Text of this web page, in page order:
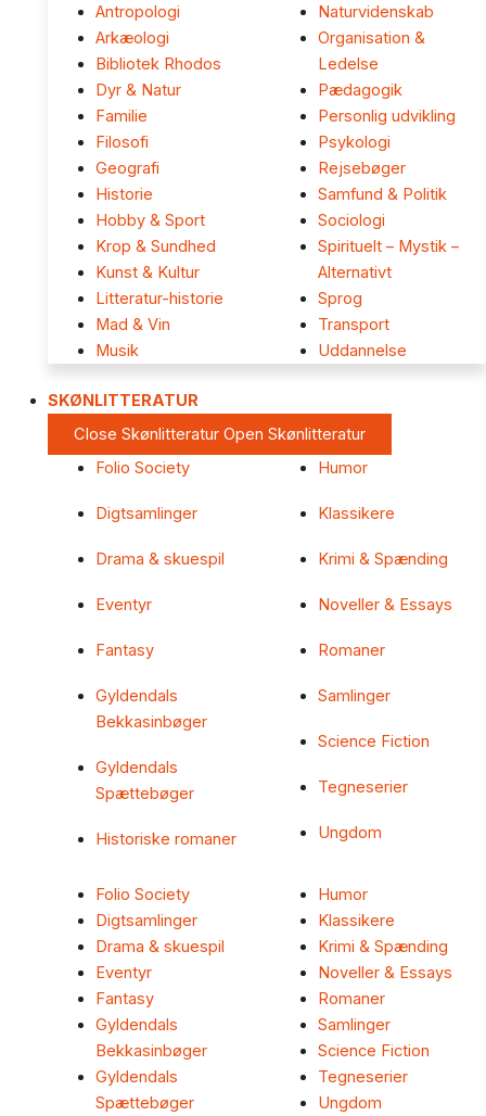
Antropologi
Arkæologi
Bibliotek Rhodos
Dyr & Natur
Familie
Filosofi
Geografi
Historie
Hobby & Sport
Krop & Sundhed
Kunst & Kultur
Litteratur-historie
Mad & Vin
Musik
Naturvidenskab
Organisation &
Ledelse
Pædagogik
Personlig udvikling
Psykologi
Rejsebøger
Samfund & Politik
Sociologi
Spirituelt – Mystik –
Alternativt
Sprog
Transport
Uddannelse
SKØNLITTERATUR
Close Skønlitteratur Open Skønlitteratur
Folio Society
Digtsamlinger
Drama & skuespil
Eventyr
Fantasy
Gyldendals
Bekkasinbøger
Gyldendals
Spættebøger
Historiske romaner
Humor
Klassikere
Krimi & Spænding
Noveller & Essays
Romaner
Samlinger
Science Fiction
Tegneserier
Ungdom
Folio Society
Digtsamlinger
Drama & skuespil
Eventyr
Fantasy
Gyldendals
Bekkasinbøger
Gyldendals
Spættebøger
Humor
Klassikere
Krimi & Spænding
Noveller & Essays
Romaner
Samlinger
Science Fiction
Tegneserier
Ungdom